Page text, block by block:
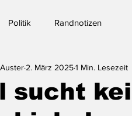
Politik Randnotizen
sucht
2. März 20251 Min. Lesezeit